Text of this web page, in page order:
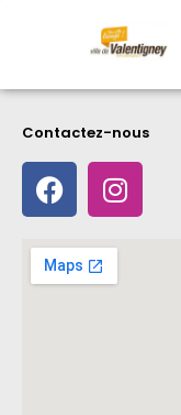
Contactez-nous